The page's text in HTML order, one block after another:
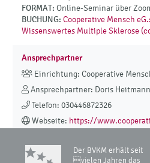
FORMAT: Online-Seminar über
BUCHUNG: Cooperative Mensch
Wissenswertes Multiple Sklerose
Ansprechpartner
Einrichtung: Cooperative
Ansprechpartner: Doris Heitmann
Telefon: 030446872326
Webseite: https://
Der BVKM erhält seit
vielen Jahren das